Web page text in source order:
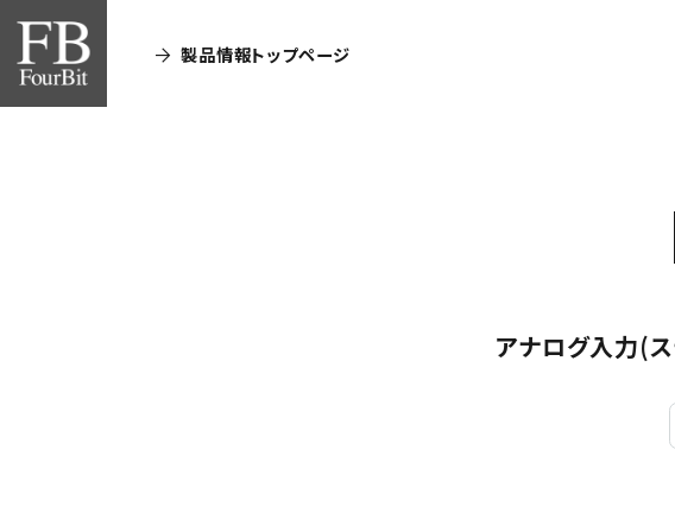
製品情報トップページ
アナログ入力(